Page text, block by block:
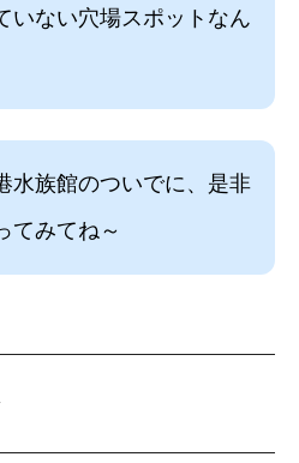
いない穴場スポットなん
水族館のついでに、是非
てみてね～